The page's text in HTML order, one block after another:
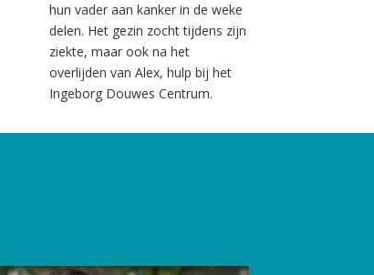
hun vader aan kanker in de weke
delen. Het gezin zocht tijdens zijn
ziekte, maar ook na het
overlijden van Alex, hulp bij het
Ingeborg Douwes Centrum.